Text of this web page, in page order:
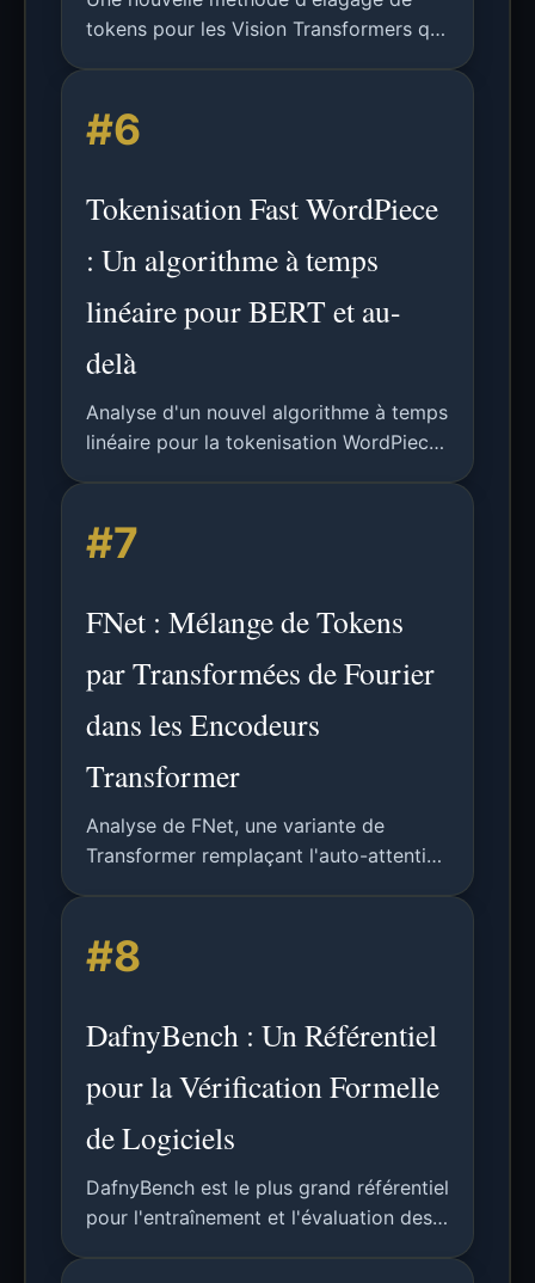
tokens pour les Vision Transformers qui
la complexité computationnelle tout en
maintenant la précision.
#6
Tokenisation Fast WordPiece
: Un algorithme à temps
linéaire pour BERT et au-
delà
Analyse d'un nouvel algorithme à temps
linéaire pour la tokenisation WordPiece,
résultats et applications futures.
#7
FNet : Mélange de Tokens
par Transformées de Fourier
dans les Encodeurs
Transformer
Analyse de FNet, une variante de
Transformer remplaçant l'auto-attention
rapides, tout en conservant une
précision compétitive sur les
#8
DafnyBench : Un Référentiel
pour la Vérification Formelle
de Logiciels
DafnyBench est le plus grand référentiel
pour l'entraînement et l'évaluation des